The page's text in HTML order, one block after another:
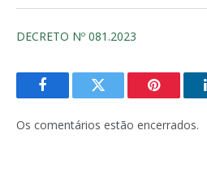
DECRETO Nº 081.2023
FacebookTwitter Pinterest
Os comentários estão encerrados.